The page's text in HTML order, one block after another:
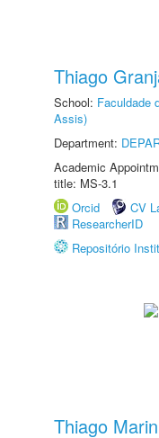
Thiago
School: Faculdade
Assis)
Department:
Academic
title: MS-3.1
Orcid
CV
ResearcherID
Repositório
Thiago